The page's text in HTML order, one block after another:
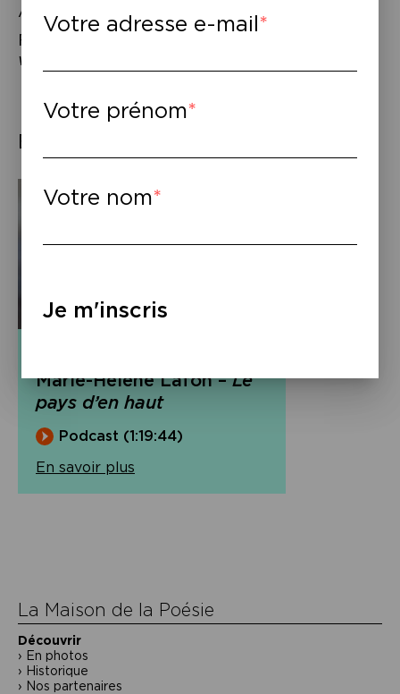
Arthaud, 2019.
Fabrice Lardreau,
vie
Éléments associés
Marie-Hélène Lafon –Le
pays d’en haut
Podcast (1:19:44)
En savoir plus
La Maison de la Poésie
Découvrir
En photos
Historique
Nos partenaires
Votre adresse e-mail
Votre prénom
Votre nom
Je m'inscris